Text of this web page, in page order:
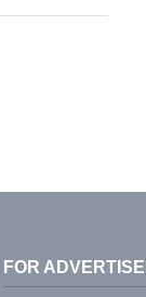
広範囲で
剤で不活
雑でもあ
FOR